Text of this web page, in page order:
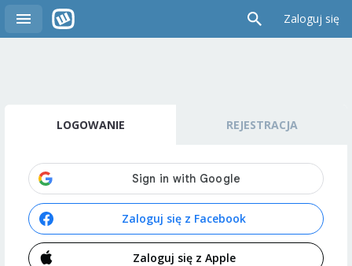
Zaloguj się
LOGOWANIE REJESTRACJA
Zaloguj się z Facebook
Zaloguj się z Apple